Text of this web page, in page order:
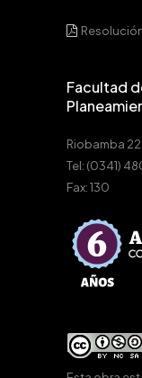
Facultad
Riobamba
Tel: (0341)
Fax: 130